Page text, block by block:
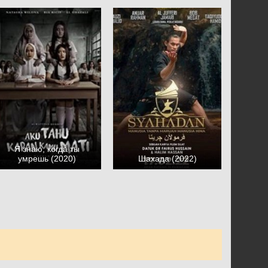
Я знаю, когда ты
умрешь (2020)
Шахада (2022)